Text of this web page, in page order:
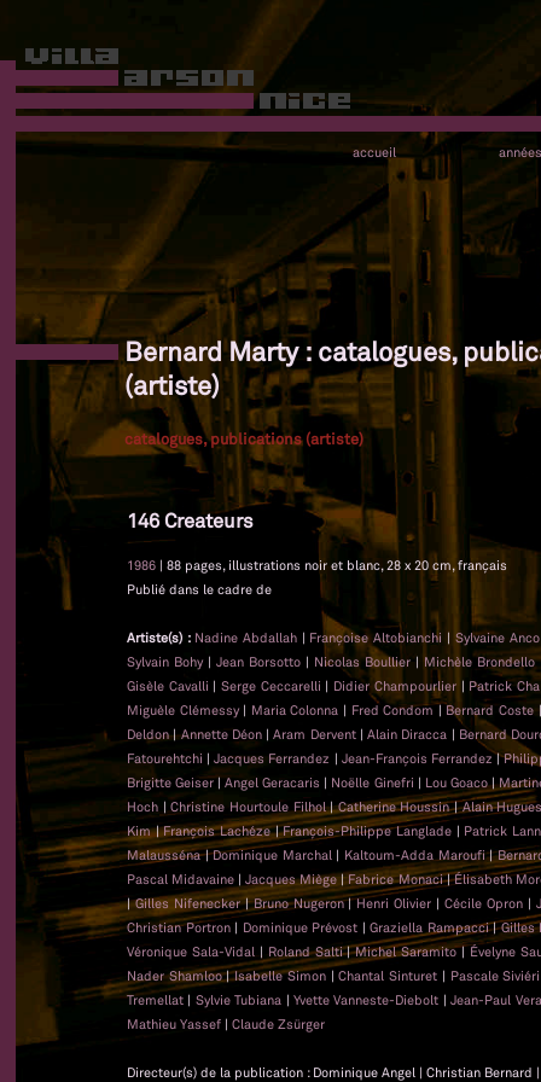
accueil années
Bernard Marty : catalogues,
(artiste)
catalogues, publications (artiste)
146 Createurs
1986 | 88 pages, illustrations noir et blanc, 28 x 20 cm, français
Publié dans le cadre de
Artiste(s) : Nadine Abdallah| Françoise Altobianchi |Sylvaine
Sylvain Bohy| Jean Borsotto | Nicolas Boullier | Michèle Brondello
Gisèle Cavalli |Serge Ceccarelli | Didier Champourlier| Patrick
Miguèle Clémessy| Maria Colonna | Fred Condom|Bernard Coste
Deldon|Annette Déon|Aram Dervent|Alain Diracca | Bernard
Fatourehtchi |Jacques Ferrandez | Jean-François Ferrandez|
Brigitte Geiser|Angel Geracaris | Noëlle Ginefri | Lou Goaco|
Hoch |Christine Hourtoule Filhol|Catherine Houssin|Alain
Kim|François Lachéze|François-Philippe Langlade| Patrick
Malausséna|Dominique Marchal | Kaltoum-Adda Maroufi|
Pascal Midavaine |Jacques Miège|Fabrice Monaci|Élisabeth
|Gilles Nifenecker|Bruno Nugeron|Henri Olivier |Cécile Opron|
Christian Portron| Dominique Prévost |Graziella Rampacci|Gilles
Véronique Sala-Vidal | Roland Salti|Michel Saramito|Évelyne
Nader Shamloo|Isabelle Simon|Chantal Sinturet | Pascale Siviéri
Tremellat | Sylvie Tubiana | Yvette Vanneste-Diebolt |Jean-Paul
Mathieu Yassef | Claude Zsürger
Directeur(s) de la publication : Dominique Angel | Christian